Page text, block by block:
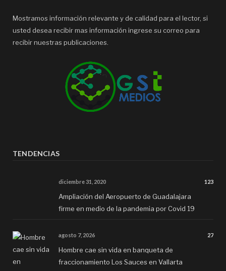
Mostramos información relevante y de calidad para el lector, si
usted desea recibir mas información ingrese su correo para
recibir nuestras publicaciones.
TENDENCIAS
diciembre 31, 2020 123
Ampliación del Aeropuerto de Guadalajara
firme en medio de la pandemia por Covid 19
agosto 7, 2026 27
Hombre cae sin vida en banqueta de
fraccionamiento Los Sauces en Vallarta